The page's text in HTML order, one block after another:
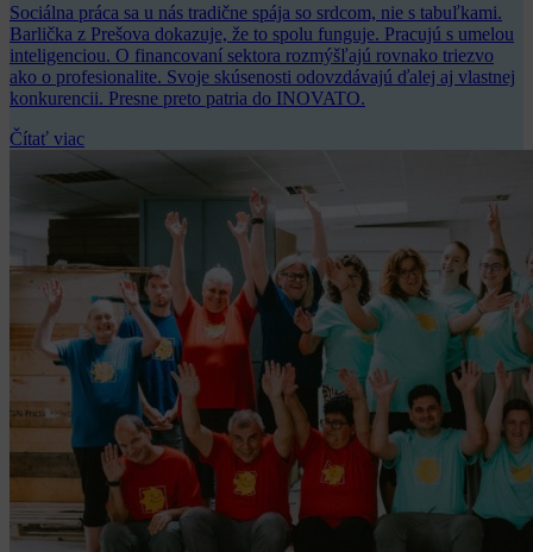
Sociálna práca sa u nás tradične spája so srdcom, nie s tabuľkami.
Barlička z Prešova dokazuje, že to spolu funguje. Pracujú s umelou
inteligenciou. O financovaní sektora rozmýšľajú rovnako triezvo
ako o profesionalite. Svoje skúsenosti odovzdávajú ďalej aj vlastnej
konkurencii. Presne preto patria do INOVATO.
Čítať viac